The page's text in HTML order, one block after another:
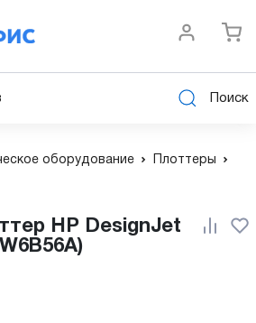
Поиск
оборудование
Плоттеры